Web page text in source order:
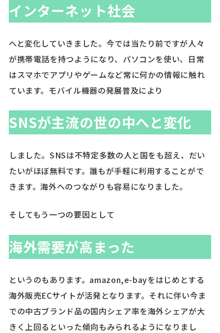
インターネット社会
へと変化していきました。今では当たり前ですが人々
が携帯電話を持つようになり、パソコンを使い、日常
はスマホでアプリやゲームなど常に何かの情報に触れ
ています。モバイル機器の発展普及により
SNSが主流の世の中へと変化
しました。SNSは不特定多数の人と国をも超え、だい
たいがほぼ無料です。誰もが手軽に利用することがで
きます。海外へのつながりも容易になりました。
そしてもう一つの要因として
海外需要が高まった
というのもあります。amazon,e-bayをはじめとする
海外販売ECサイトが活発となります。それに伴い今ま
での中古ブランド品の国内シェア率を海外シェアが大
きく上回るといった傾向もみられるようになりまし